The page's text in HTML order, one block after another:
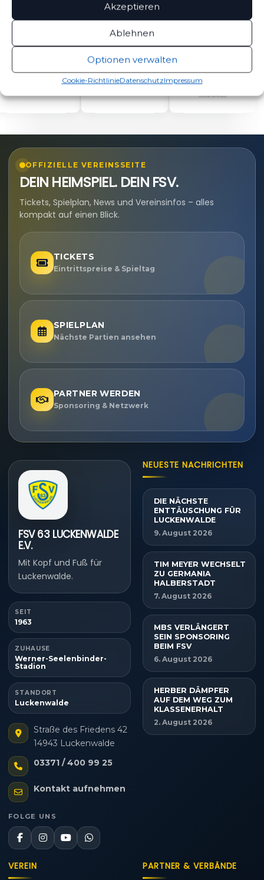
Akzeptieren
Ablehnen
Optionen verwalten
Cookie-RichtlinieDatenschutzImpressum
OFFIZIELLE VEREINSSEITE
DEIN HEIMSPIEL. DEIN FSV.
Tickets, Spielplan, News und Vereinsinfos – alles
kompakt auf einen Blick.
TICKETS
Eintrittspreise & Spieltag
SPIELPLAN
Nächste Partien ansehen
PARTNER WERDEN
Sponsoring & Netzwerk
FSV 63 LUCKENWALDE
E.V.
Mit Kopf und Fuß für
Luckenwalde.
SEIT
1963
ZUHAUSE
Werner-Seelenbinder-
Stadion
STANDORT
Luckenwalde
Straße des Friedens 42
14943 Luckenwalde
03371 / 400 99 25
Kontakt aufnehmen
FOLGE UNS
NEUESTE NACHRICHTEN
DIE NÄCHSTE
ENTTÄUSCHUNG FÜR
LUCKENWALDE
9. August 2026
TIM MEYER WECHSELT
ZU GERMANIA
HALBERSTADT
7. August 2026
MBS VERLÄNGERT
SEIN SPONSORING
BEIM FSV
6. August 2026
HERBER DÄMPFER
AUF DEM WEG ZUM
KLASSENERHALT
2. August 2026
VEREIN PARTNER & VERBÄNDE